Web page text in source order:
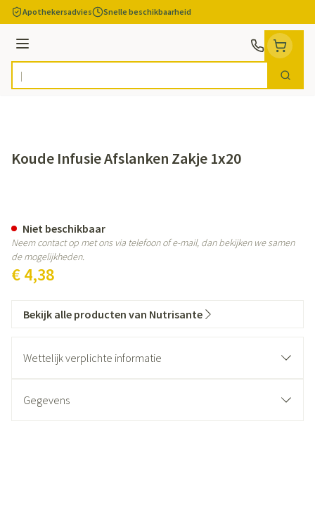
Ga naar de inhoud
Apothekersadvies Snelle beschikbaarheid
Menu
Product, merk, categorie... Zoek
Koude Infusie Afslanken Zakje 1x20
€ 4,38
Niet beschikbaar
Neem contact op met ons via telefoon of e-mail, dan bekijken we samen
de mogelijkheden.
Bekijk alle producten van Nutrisante
Wettelijk verplichte informatie
Gegevens